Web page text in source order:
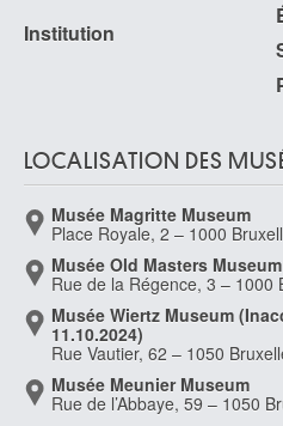
Institution
LOCALISATION DES
Musée Magritte Museum
Place Royale, 2 – 1000
Musée Old Masters Museum
Rue de la Régence, 3 – 1000
Musée Wiertz Museum
11.10.2024)
Rue Vautier, 62 – 1050
Musée Meunier Museum
Rue de l’Abbaye, 59 – 1050